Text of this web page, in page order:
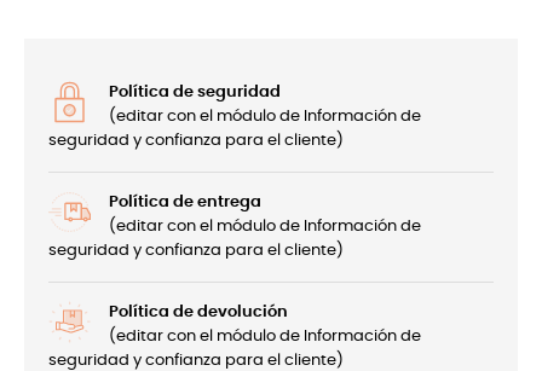
Política de seguridad
(editar con el módulo de Información de
seguridad y confianza para el cliente)
Política de entrega
(editar con el módulo de Información de
seguridad y confianza para el cliente)
Política de devolución
(editar con el módulo de Información de
seguridad y confianza para el cliente)